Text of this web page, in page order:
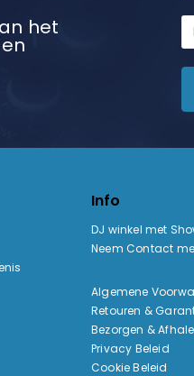
het
Info
DJ winkel met
Neem Contact
Algemene
Retouren &
Bezorgen &
Privacy Beleid
Cookie Beleid